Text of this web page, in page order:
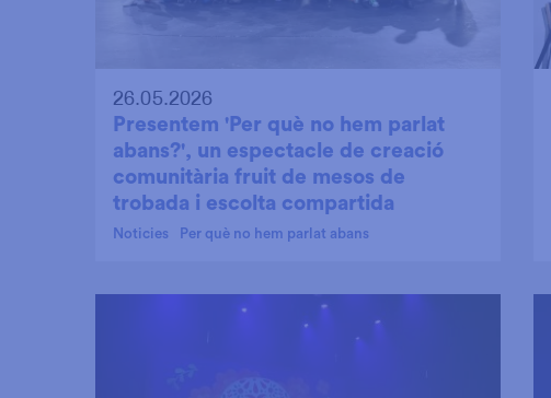
26.05.2026
Presentem 'Per què no hem parlat
abans?', un espectacle de creació
comunitària fruit de mesos de
trobada i escolta compartida
Noticies Per què no hem parlat abans